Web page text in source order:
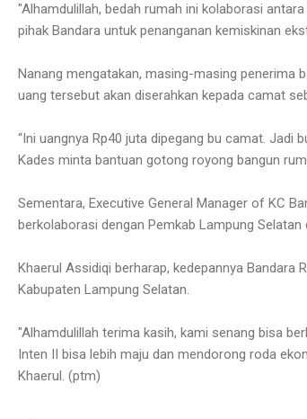
"Alhamdulillah, bedah rumah ini kolaborasi
pihak Bandara untuk penanganan kemiskinan
Nanang mengatakan, masing-masing penerima
uang tersebut akan diserahkan kepada camat
“Ini uangnya Rp40 juta dipegang bu camat.
Kades minta bantuan gotong royong bangun
Sementara, Executive General Manager of KC
berkolaborasi dengan Pemkab Lampung Selatan
Khaerul Assidiqi berharap, kedepannya
Kabupaten Lampung Selatan.
"Alhamdulillah terima kasih, kami senang bisa
Inten II bisa lebih maju dan mendorong roda
Khaerul. (ptm)